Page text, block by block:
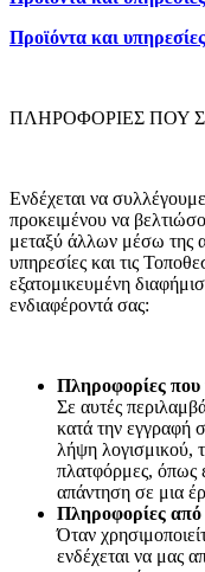
Προϊόντα και
ΠΛΗΡΟΦΟΡΙΕΣ ΠΟΥ
Ενδέχεται να
προκειμένου να
μεταξύ άλλων μέσω της
υπηρεσίες και τις
εξατομικευμένη
ενδιαφέροντά σας:
Πληροφορίες που
Σε αυτές
κατά την εγγραφή
λήψη λογισμικού,
πλατφόρμες, όπως
απάντηση σε μια
Πληροφορίες από
Όταν
ενδέχεται να μας